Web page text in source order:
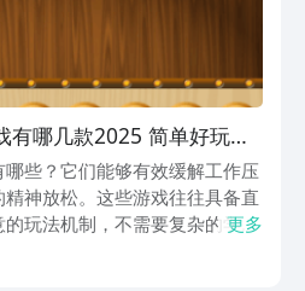
有哪几款2025 简单好玩的
些？它们能够有效缓解工作压
神放松。这些游戏往往具备直
玩法机制，不需要复杂的学习
合在碎片化时间体验。本文后
更多